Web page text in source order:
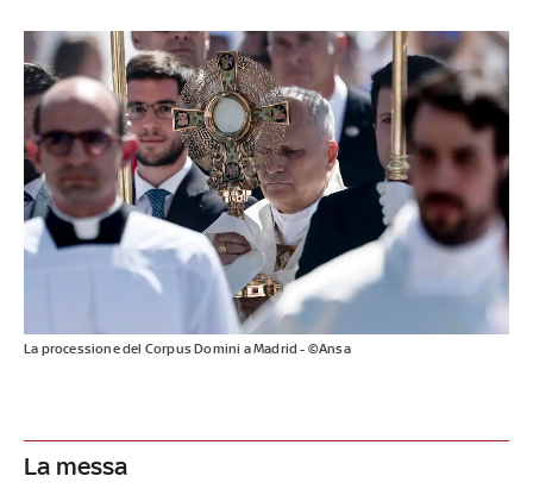
La processione del Corpus Domini a Madrid - ©Ansa
La messa